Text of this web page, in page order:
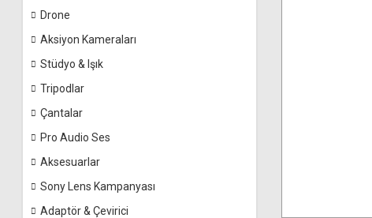
Drone
Aksiyon Kameraları
Stüdyo & Işık
Tripodlar
Çantalar
Pro Audio Ses
Aksesuarlar
Sony Lens Kampanyası
Adaptör & Çevirici